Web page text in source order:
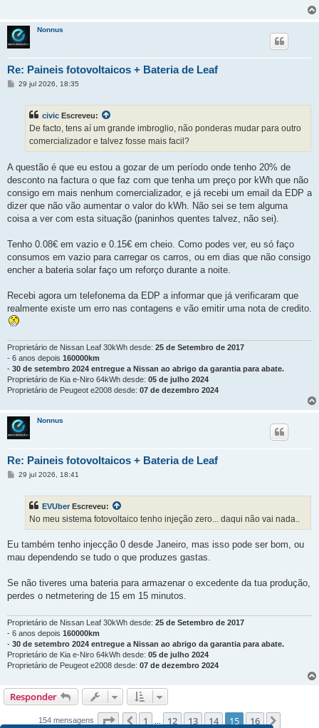
m
Nonnus
Re: Paineis fotovoltaicos + Bateria de Leaf
M29 jul 2026, 18:35
civic Escreveu:
De facto, tens aí um grande imbroglio, não ponderas mudar para outro
comercializador e talvez fosse mais facil?
A questão é que eu estou a gozar de um período onde tenho 20% de
desconto na factura o que faz com que tenha um preço por kWh que não
consigo em mais nenhum comercializador, e já recebi um email da EDP a
dizer que não vão aumentar o valor do kWh. Não sei se tem alguma
coisa a ver com esta situação (paninhos quentes talvez, não sei).
Tenho 0.08€ em vazio e 0.15€ em cheio. Como podes ver, eu só faço
consumos em vazio para carregar os carros, ou em dias que não consigo
encher a bateria solar faço um reforço durante a noite.
Recebi agora um telefonema da EDP a informar que já verificaram que
realmente existe um erro nas contagens e vão emitir uma nota de credito.
Proprietário de Nissan Leaf 30kWh desde: 25 de Setembro de 2017
- 6 anos depois 160000km
- 30 de setembro 2024 entregue a Nissan ao abrigo da garantia para abate.
Proprietário de Kia e-Niro 64kWh desde: 05 de julho 2024
Proprietário de Peugeot e2008 desde: 07 de dezembro 2024
Nonnus
Re: Paineis fotovoltaicos + Bateria de Leaf
M29 jul 2026, 18:41
EVUber Escreveu:
No meu sistema fotovoltaico tenho injeção zero... daqui não vai nada..
Eu também tenho injecção 0 desde Janeiro, mas isso pode ser bom, ou
mau dependendo se tudo o que produzes gastas.
Se não tiveres uma bateria para armazenar o excedente da tua produção,
perdes o netmetering de 15 em 15 minutos.
Proprietário de Nissan Leaf 30kWh desde: 25 de Setembro de 2017
- 6 anos depois 160000km
- 30 de setembro 2024 entregue a Nissan ao abrigo da garantia para abate.
Proprietário de Kia e-Niro 64kWh desde: 05 de julho 2024
Proprietário de Peugeot e2008 desde: 07 de dezembro 2024
Responder
154 mensagens Página 15de16
Anterior
1 12 13 14 15 16